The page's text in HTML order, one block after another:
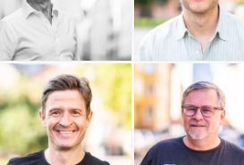
Olivedals IT AB NTG Air & Ocean AB